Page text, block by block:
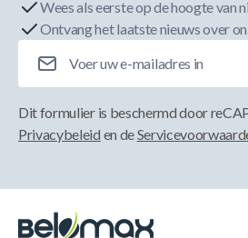
Wees als eerste op de hoogte van
Ontvang het laatste nieuws over
Dit formulier is beschermd door
Privacybeleid en de